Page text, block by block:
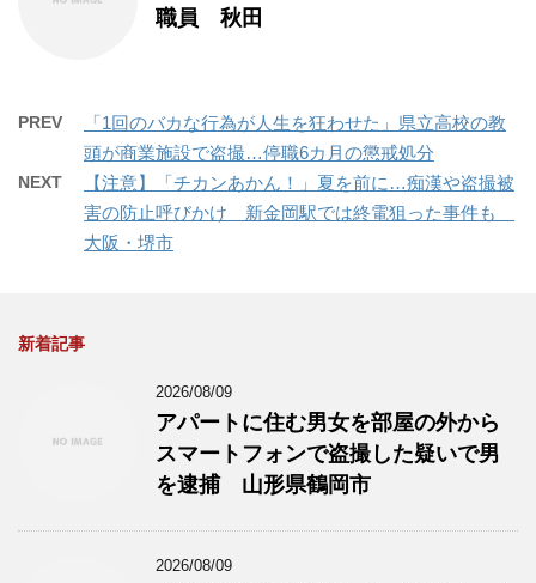
職員 秋田
PREV
「1回のバカな行為が人生を狂わせた」県立高校の教
頭が商業施設で盗撮…停職6カ月の懲戒処分
NEXT
【注意】「チカンあかん！」夏を前に…痴漢や盗撮被
害の防止呼びかけ 新金岡駅では終電狙った事件も
大阪・堺市
新着記事
2026/08/09
アパートに住む男女を部屋の外から
スマートフォンで盗撮した疑いで男
を逮捕 山形県鶴岡市
2026/08/09